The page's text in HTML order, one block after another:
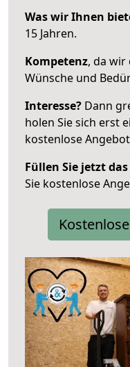
Was wir Ihnen
15 Jahren.
Kompetenz, da
Wünsche und
Interesse? Dann
holen Sie sich erst
kostenlose
Füllen Sie jetzt
Sie kostenlose